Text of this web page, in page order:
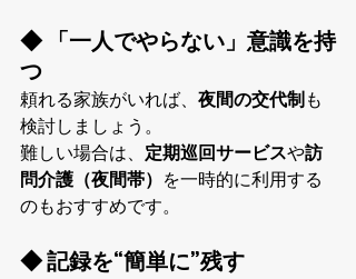
◆ 「一人でやらない」意識を持
つ
頼れる家族がいれば、 夜間の交代制も
検討しましょう。
難しい場合は、 定期巡回サービスや訪
問介護（夜間帯） を一時的に利用する
のもおすすめです。
◆ 記録を“簡単に”残す